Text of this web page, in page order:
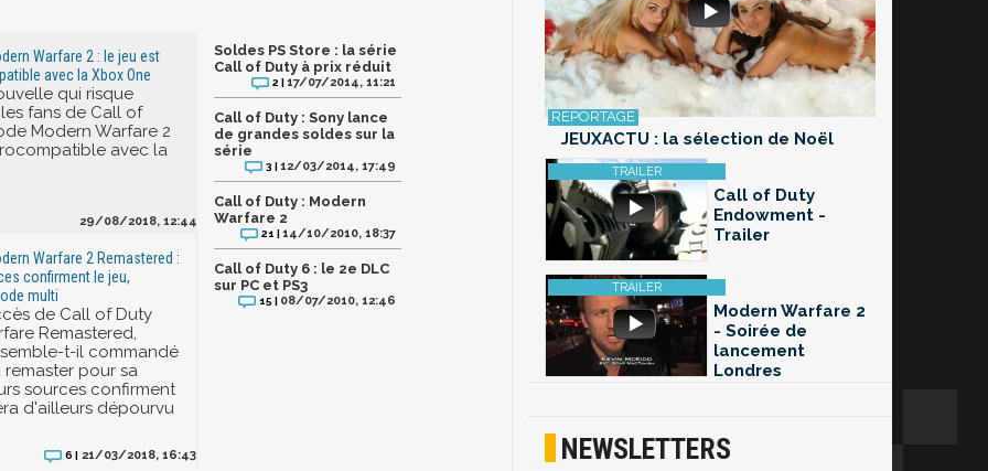
Warfare 2 : le jeu est
avec la Xbox One
qui risque
fans de Call of
Modern Warfare 2
avec la
29/08/2018, 12:44
Warfare 2 Remastered :
confirment le jeu,
multi
de Call of Duty
Remastered,
t-il commandé
pour sa
sources confirment
d'ailleurs dépourvu
6 | 21/03/2018, 16:43
Soldes PS Store : la série
Call of Duty à prix réduit
2 |17/07/2014, 11:21
Call of Duty : Sony lance
de grandes soldes sur la
série
3 |12/03/2014, 17:49
Call of Duty : Modern
Warfare 2
21 |14/10/2010, 18:37
Call of Duty 6 : le 2e DLC
sur PC et PS3
15 | 08/07/2010, 12:46
JEUXACTU : la sélection de Noël
Call of Duty
Endowment -
Trailer
Modern Warfare 2
- Soirée de
lancement
Londres
NEWSLETTERS